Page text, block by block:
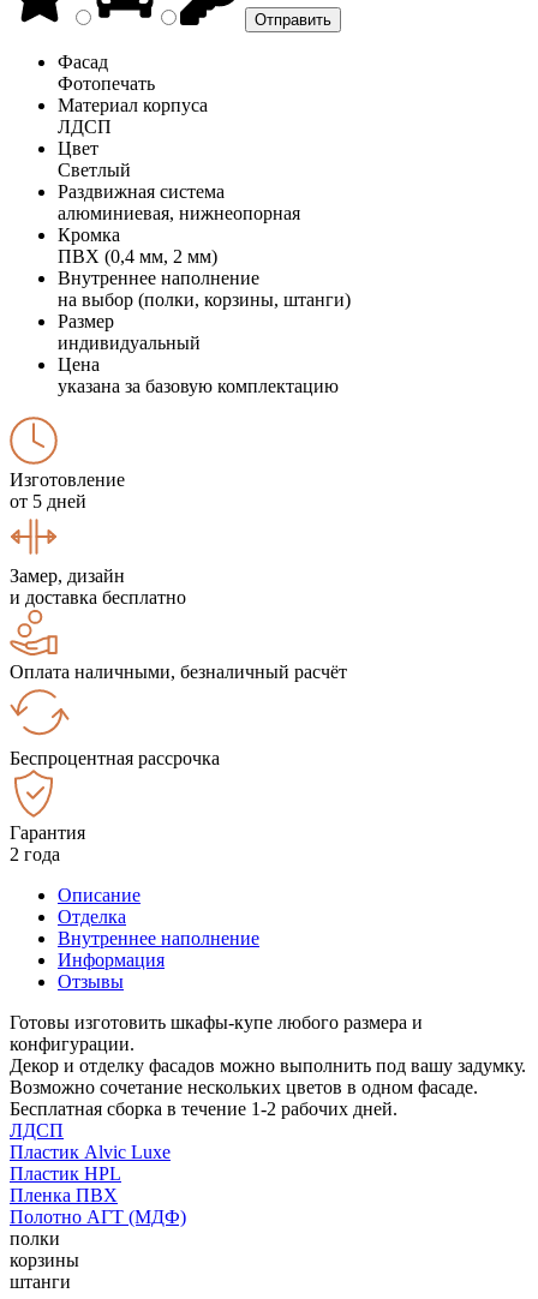
Фасад
Фотопечать
Материал корпуса
ЛДСП
Цвет
Светлый
Раздвижная система
алюминиевая, нижнеопорная
Кромка
ПВХ (0,4 мм, 2 мм)
Внутреннее наполнение
на выбор (полки, корзины, штанги)
Размер
индивидуальный
Цена
указана за базовую комплектацию
Изготовление
от 5 дней
Замер, дизайн
и доставка бесплатно
Оплата наличными, безналичный расчёт
Беспроцентная рассрочка
Гарантия
2 года
Описание
Отделка
Внутреннее наполнение
Информация
Отзывы
Готовы изготовить шкафы-купе любого размера и
конфигурации.
Декор и отделку фасадов можно выполнить под вашу задумку.
Возможно сочетание нескольких цветов в одном фасаде.
Бесплатная сборка в течение 1-2 рабочих дней.
ЛДСП
Пластик Alvic Luxe
Пластик HPL
Пленка ПВХ
Полотно АГТ (МДФ)
полки
корзины
штанги